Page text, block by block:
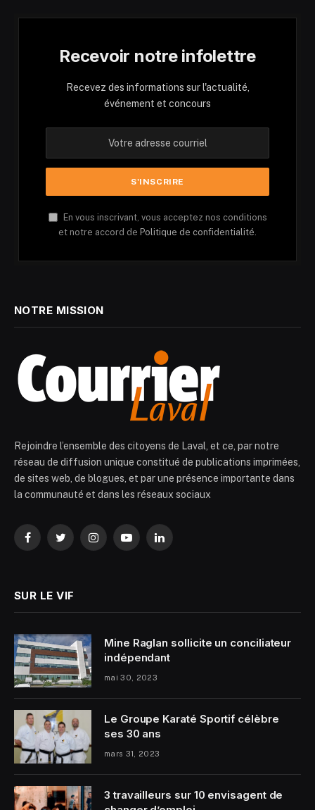
Recevoir notre infolettre
Recevez des informations sur l'actualité,
événement et concours
En vous inscrivant, vous acceptez nos conditions
et notre accord de Politique de confidentialité.
NOTRE MISSION
Rejoindre l’ensemble des citoyens de Laval, et ce, par notre
réseau de diffusion unique constitué de publications imprimées,
de sites web, de blogues, et par une présence importante dans
la communauté et dans les réseaux sociaux
FacebookTwitterInstagramYouTubeLinkedIn
SUR LE VIF
Mine Raglan sollicite un conciliateur
indépendant
mai 30, 2023
Le Groupe Karaté Sportif célèbre
ses 30 ans
mars 31, 2023
3 travailleurs sur 10 envisagent de